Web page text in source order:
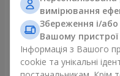
Букет "Tarnis"
6 922 грн
вимірювання
Збереження і/
Вашому пристрої
Інформація з Вашого
cookie та унікальні